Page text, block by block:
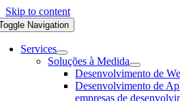
Skip to content
Navigation
Services
Soluções à Medida
Desenvolvimento de
Desenvolvimento de
empresas de